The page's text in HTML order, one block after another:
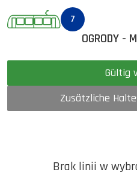
7
OGRODY -
Zusätzliche
Brak linii w